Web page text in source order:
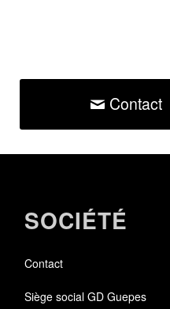
Contact
SOCIÉTÉ
Contact
Siège social GD Guepes